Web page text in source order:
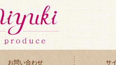
お問い合わせ サ